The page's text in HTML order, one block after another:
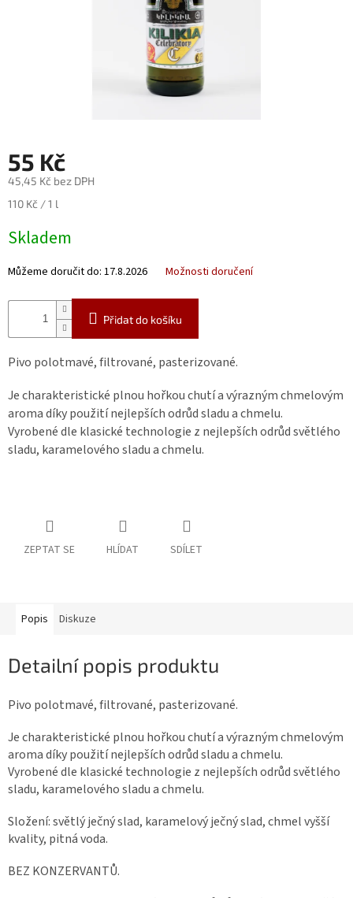
limitované
láhve
(CZK)
Přihlášení
55 Kč
45,45 Kč bez DPH
Měrná
110 Kč / 1 l
Skladem
Můžeme doručit do: 17.8.2026 Možnosti doručení
Přidat do košíku
Pivo polotmavé, filtrované, pasterizované.
Je charakteristické plnou hořkou chutí a výrazným chmelovým
aroma díky použití nejlepších odrůd sladu a chmelu.
Vyrobené dle klasické technologie z nejlepších odrůd světlého
sladu, karamelového sladu a chmelu.
ZEPTAT SE HLÍDAT SDÍLET
Popis Diskuze
Detailní popis produktu
Pivo polotmavé, filtrované, pasterizované.
Je charakteristické plnou hořkou chutí a výrazným chmelovým
aroma díky použití nejlepších odrůd sladu a chmelu.
Vyrobené dle klasické technologie z nejlepších odrůd světlého
sladu, karamelového sladu a chmelu.
Složení: světlý ječný slad, karamelový ječný slad, chmel vyšší
kvality, pitná voda.
BEZ KONZERVANTŮ.